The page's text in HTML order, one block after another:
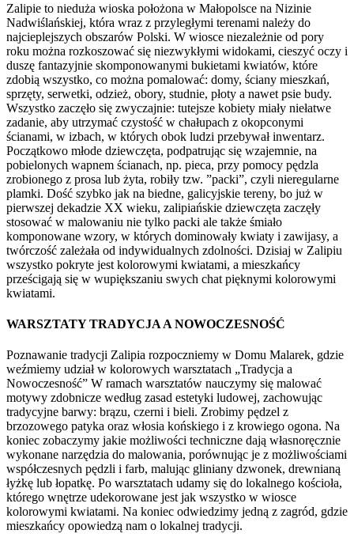
Zalipie to nieduża wioska położona w Małopolsce na Nizinie
Nadwiślańskiej, która wraz z przyległymi terenami należy do
najcieplejszych obszarów Polski. W wiosce niezależnie od pory
roku można rozkoszować się niezwykłymi widokami, cieszyć oczy i
duszę fantazyjnie skomponowanymi bukietami kwiatów, które
zdobią wszystko, co można pomalować: domy, ściany mieszkań,
sprzęty, serwetki, odzież, obory, studnie, płoty a nawet psie budy.
Wszystko zaczęło się zwyczajnie: tutejsze kobiety miały niełatwe
zadanie, aby utrzymać czystość w chałupach z okopconymi
ścianami, w izbach, w których obok ludzi przebywał inwentarz.
Początkowo młode dziewczęta, podpatrując się wzajemnie, na
pobielonych wapnem ścianach, np. pieca, przy pomocy pędzla
zrobionego z prosa lub żyta, robiły tzw. ”packi”, czyli nieregularne
plamki. Dość szybko jak na biedne, galicyjskie tereny, bo już w
pierwszej dekadzie XX wieku, zalipiańskie dziewczęta zaczęły
stosować w malowaniu nie tylko packi ale także śmiało
komponowane wzory, w których dominowały kwiaty i zawijasy, a
twórczość zależała od indywidualnych zdolności. Dzisiaj w Zalipiu
wszystko pokryte jest kolorowymi kwiatami, a mieszkańcy
prześcigają się w wupiększaniu swych chat pięknymi kolorowymi
kwiatami.
WARSZTATY TRADYCJA A NOWOCZESNOŚĆ
Poznawanie tradycji Zalipia rozpoczniemy w Domu Malarek, gdzie
weźmiemy udział w kolorowych warsztatach „Tradycja a
Nowoczesność” W ramach warsztatów nauczymy się malować
motywy zdobnicze według zasad estetyki ludowej, zachowując
tradycyjne barwy: brązu, czerni i bieli. Zrobimy pędzel z
brzozowego patyka oraz włosia końskiego i z krowiego ogona. Na
koniec zobaczymy jakie możliwości techniczne dają własnoręcznie
wykonane narzędzia do malowania, porównując je z możliwościami
współczesnych pędzli i farb, malując gliniany dzwonek, drewnianą
łyżkę lub łopatkę. Po warsztatach udamy się do lokalnego kościoła,
którego wnętrze udekorowane jest jak wszystko w wiosce
kolorowymi kwiatami. Na koniec odwiedzimy jedną z zagród, gdzie
mieszkańcy opowiedzą nam o lokalnej tradycji.